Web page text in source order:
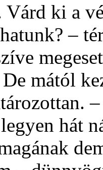
ki a
–
mától
hát